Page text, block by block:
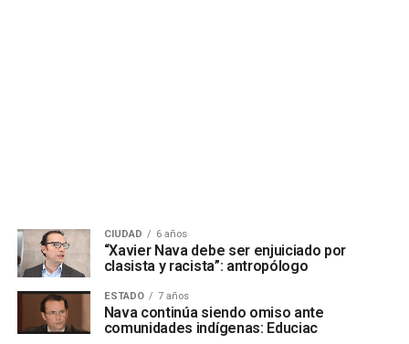
CIUDAD 6 años
“Xavier Nava debe ser enjuiciado por
clasista y racista”: antropólogo
ESTADO 7 años
Nava continúa siendo omiso ante
comunidades indígenas: Educiac